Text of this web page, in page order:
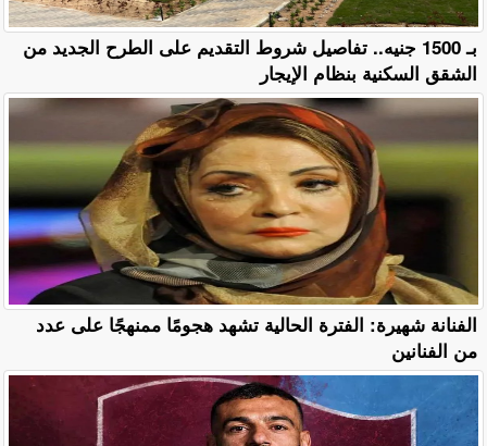
بـ 1500 جنيه.. تفاصيل شروط التقديم على الطرح الجديد من
الشقق السكنية بنظام الإيجار
الفنانة شهيرة: الفترة الحالية تشهد هجومًا ممنهجًا على عدد
من الفنانين